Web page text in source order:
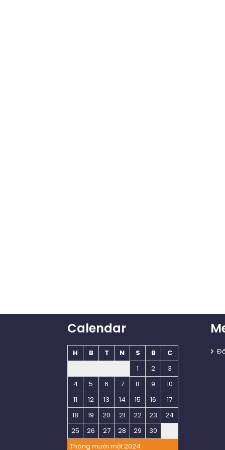
Calendar
Tháng mười một 2024
H B T N S B
C
1
2
3
4
5 6 7 8 9
10
11
12 13 14 15 16
17
18
19 20 21 22 23
24
25
26 27 28 29 30